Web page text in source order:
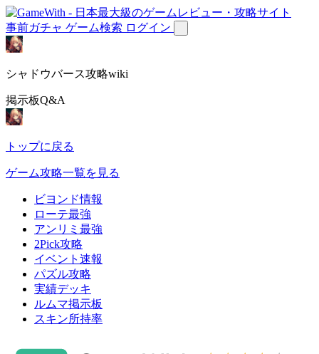
事前ガチャ ゲーム検索 ログイン
シャドウバース攻略wiki
掲示板Q&A
トップに戻る
ゲーム攻略一覧を見る
ビヨンド情報
ローテ最強
アンリミ最強
2Pick攻略
イベント速報
パズル攻略
実績デッキ
ルムマ掲示板
スキン所持率